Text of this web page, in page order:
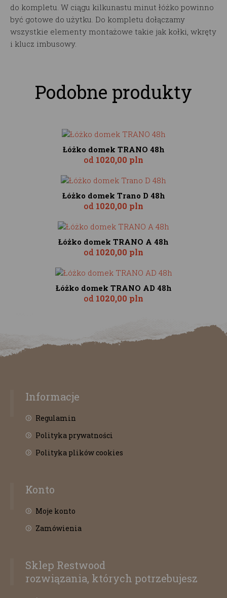
do kompletu. W ciągu kilkunastu minut łóżko powinno
być gotowe do użytku. Do kompletu dołączamy
wszystkie elementy montażowe takie jak kołki, wkręty
i klucz imbusowy.
Podobne produkty
Łóżko domek TRANO 48h
od 1020,00 pln
Łóżko domek Trano D 48h
od 1020,00 pln
Łóżko domek TRANO A 48h
od 1020,00 pln
Łóżko domek TRANO AD 48h
od 1020,00 pln
Informacje
Regulamin
Polityka prywatności
Polityka plików cookies
Konto
Moje konto
Zamówienia
Sklep Restwood
rozwiązania, których potrzebujesz